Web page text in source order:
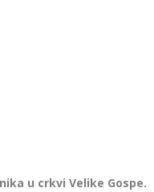
u crkvi Velike Gospe.